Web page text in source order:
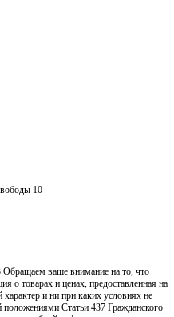
10
ваше внимание на то, что
о товарах и ценах, предоставленная на
и ни при каких условиях не
Статьи 437 Гражданского